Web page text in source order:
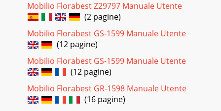
Mobilio Florabest Z29797 Manuale Utente
(2 pagine)
Mobilio Florabest GS-1599 Manuale Utente
(12 pagine)
Mobilio Florabest GS-1599 Manuale Utente
(12 pagine)
Mobilio Florabest GR-1598 Manuale Utente
(16 pagine)